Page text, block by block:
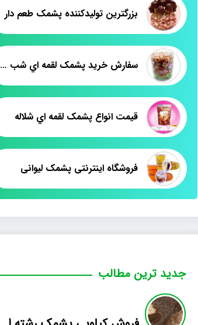
بزرگترین تولیدکننده پشمک طعم دار
سفارش خريد پشمک لقمه اي شب يلدا
قيمت انواع پشمک لقمه اي شلاله
فروشگاه اینترنتی پشمک لیوانی
جدید ترین مطالب